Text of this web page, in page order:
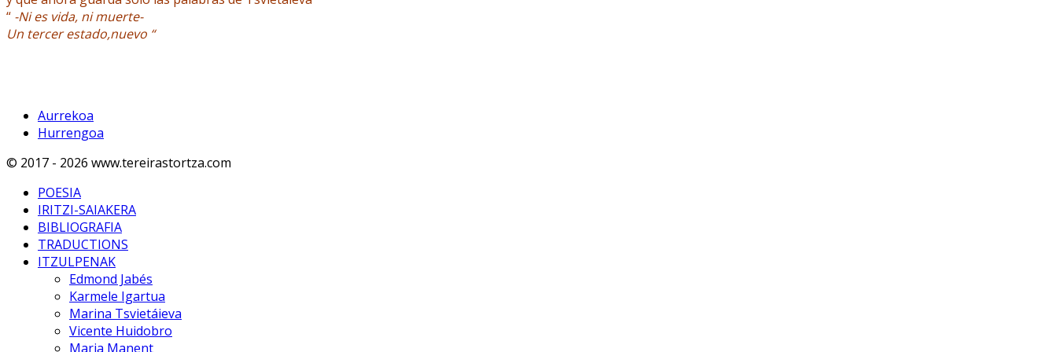
“ -Ni es vida, ni muerte-
Un tercer estado,nuevo “
Aurrekoa
Hurrengoa
© 2017 - 2026 www.tereirastortza.com
POESIA
IRITZI-SAIAKERA
BIBLIOGRAFIA
TRADUCTIONS
ITZULPENAK
Edmond Jabés
Karmele Igartua
Marina Tsvietáieva
Vicente Huidobro
Maria Manent